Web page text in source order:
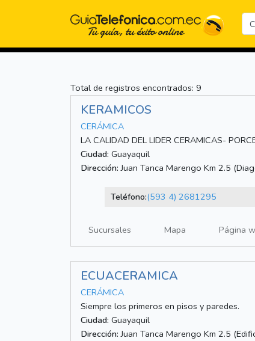
Total de registros encontrados: 9
KERAMICOS
CERÁMICA
LA CALIDAD DEL LIDER CERAMICAS-
Ciudad: Guayaquil
Dirección: Juan Tanca Marengo Km 2.5
Teléfono:(593 4) 2681295
Sucursales Mapa Página
ECUACERAMICA
CERÁMICA
Siempre los primeros en pisos y paredes.
Ciudad: Guayaquil
Dirección: Juan Tanca Marengo Km 2.5